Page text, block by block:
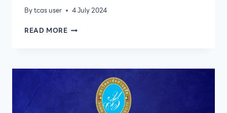
Bytcas user
4 July 2024
READ MOREประกาศ
มี
สัมภาษณ์